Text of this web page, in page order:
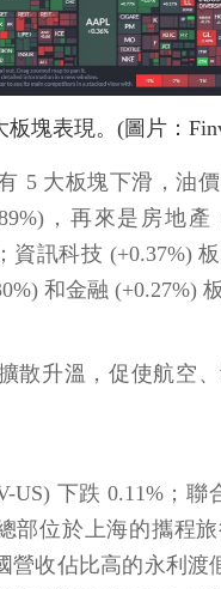
板塊表現。(圖片：
5 大板塊下滑，油
，再來是房地產
資訊科技 (+0.37%)
和金融 (+0.27%) 板
散升溫，促使航空
US) 下跌 0.11%；聯
部位於上海的攜程
營收佔比高的永利渡